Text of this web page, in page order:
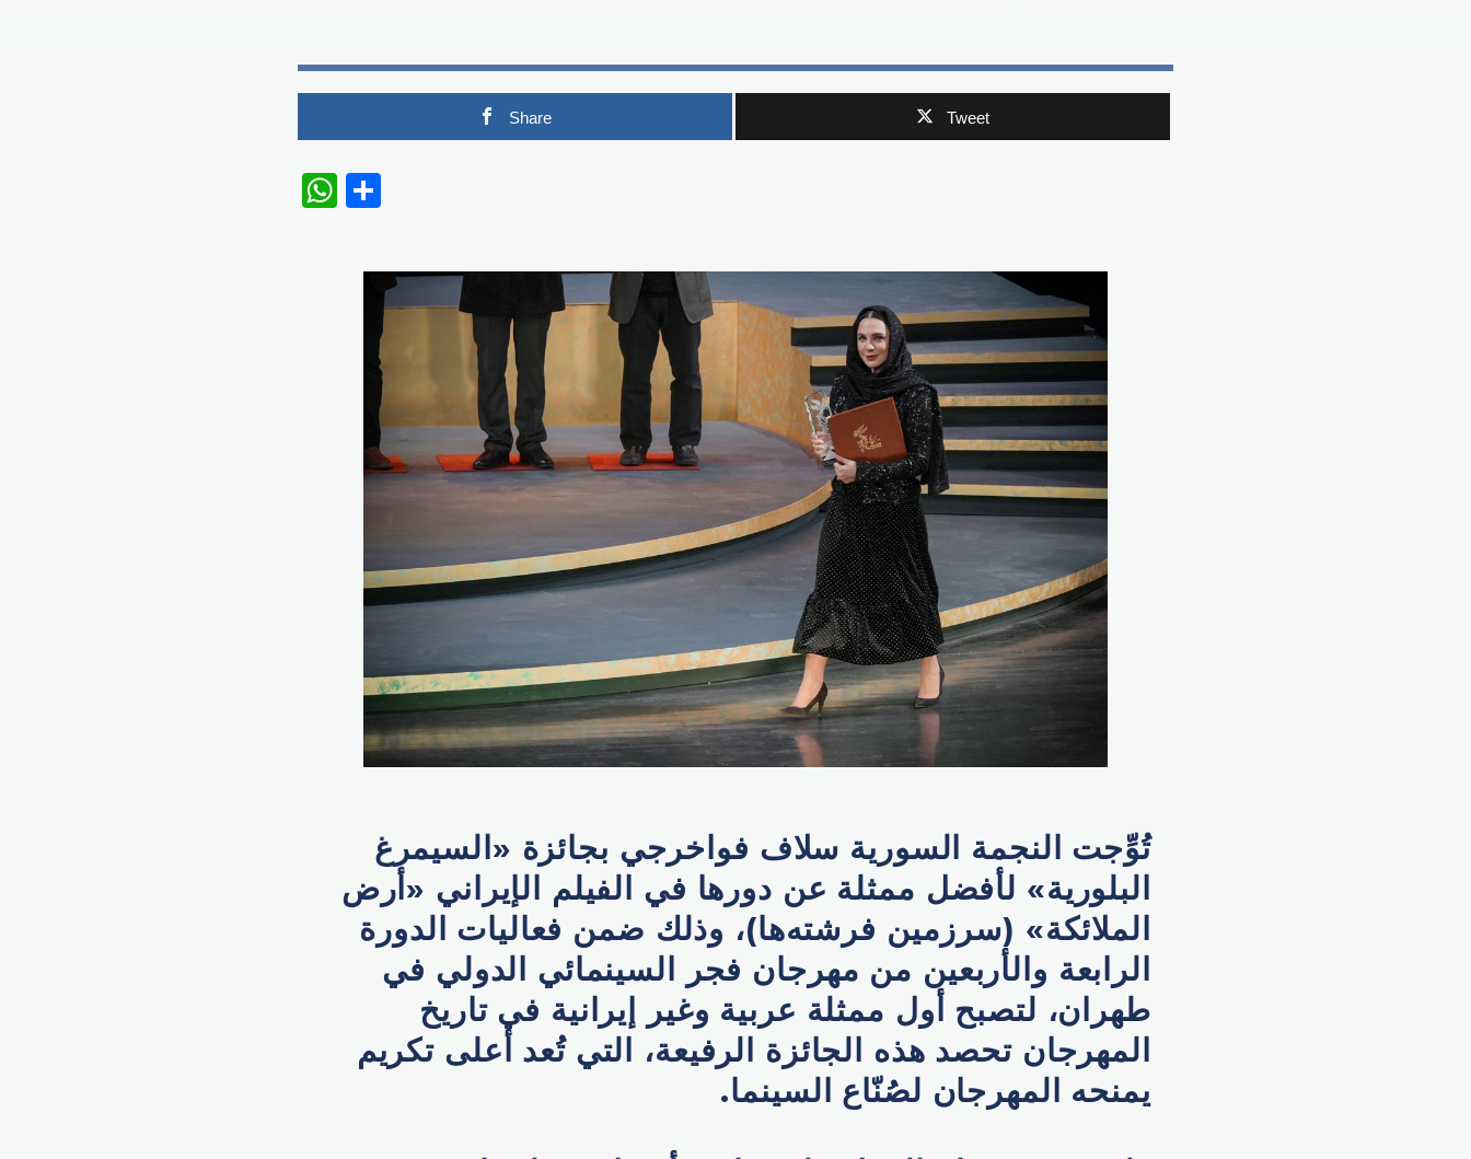
Share Tweet
WhatsApp
تُوِّجت النجمة السورية سلاف فواخرجي بجائزة «السيمرغ
البلورية» لأفضل ممثلة عن دورها في الفيلم الإيراني «أرض
الملائكة» (سرزمین فرشته‌ها)، وذلك ضمن فعاليات الدورة
الرابعة والأربعين من مهرجان فجر السينمائي الدولي في
طهران، لتصبح أول ممثلة عربية وغير إيرانية في تاريخ
المهرجان تحصد هذه الجائزة الرفيعة، التي تُعد أعلى تكريم
يمنحه المهرجان لصُنّاع السينما.